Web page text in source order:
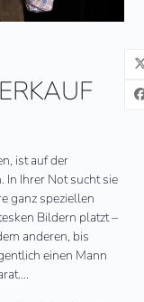
ist auf der
In Ihrer Not sucht sie
ganz speziellen
Bildern platzt –
anderen, bis
einen Mann